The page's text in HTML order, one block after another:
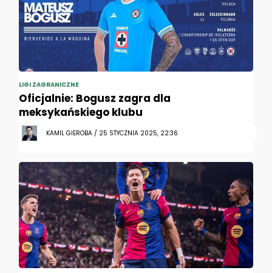
LIGI ZAGRANICZNE
Oficjalnie: Bogusz zagra dla
meksykańskiego klubu
KAMIL GIEROBA / 25 STYCZNIA 2025, 22:36